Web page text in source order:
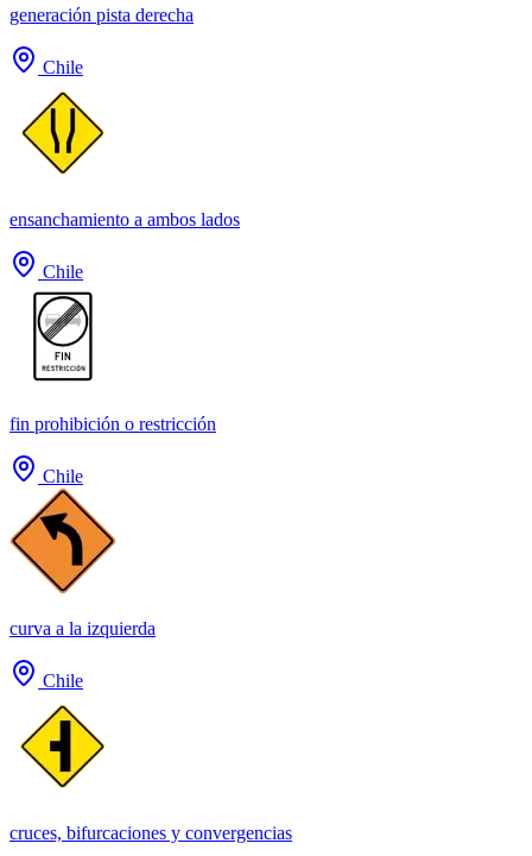
generación pista derecha
Chile
ensanchamiento a ambos lados
Chile
fin prohibición o restricción
Chile
curva a la izquierda
Chile
cruces, bifurcaciones y convergencias